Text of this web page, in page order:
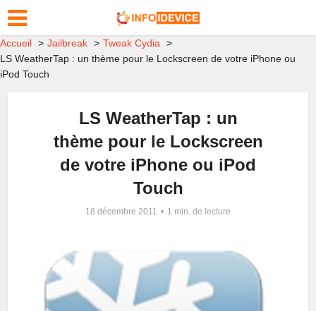
Accueil Jailbreak
Tweak Cydia
LS WeatherTap : un thème pour le Lockscreen de votre iPhone ou
iPod Touch
LS WeatherTap : un
thème pour le Lockscreen
de votre iPhone ou iPod
Touch
18 décembre 2011 1 min. de lecture